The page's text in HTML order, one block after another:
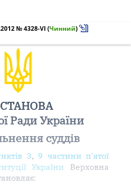
№ 4328-VI (Чинний)
Ради України
суддів
3, 9 частини п'ятої
України Верховна
: